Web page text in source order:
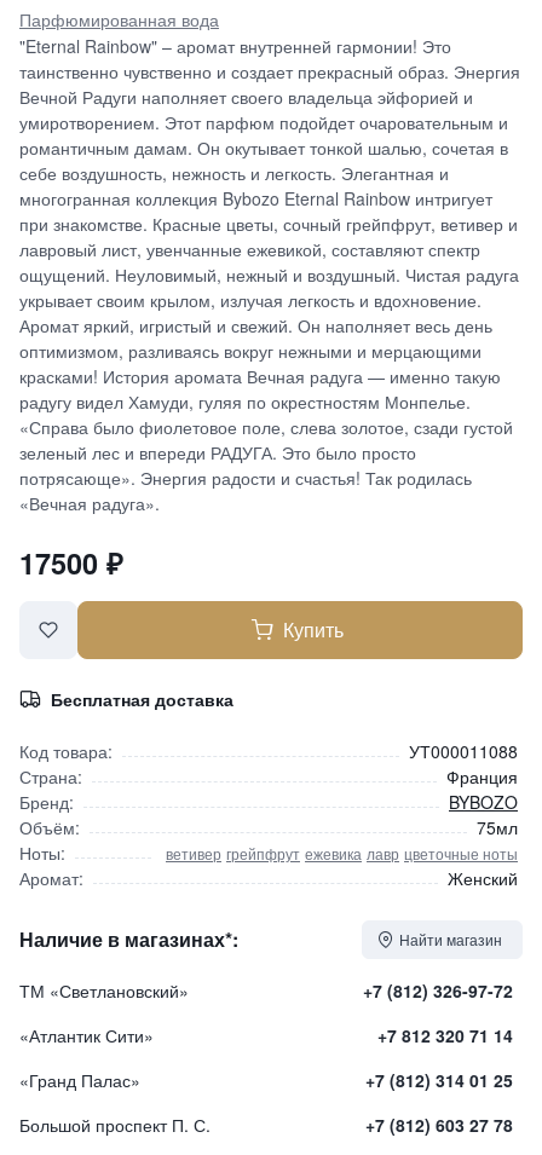
Парфюмированная вода
"Eternal Rainbow" – аромат внутренней гармонии! Это
таинственно чувственно и создает прекрасный образ. Энергия
Вечной Радуги наполняет своего владельца эйфорией и
умиротворением. Этот парфюм подойдет очаровательным и
романтичным дамам. Он окутывает тонкой шалью, сочетая в
себе воздушность, нежность и легкость. Элегантная и
многогранная коллекция Bybozo Eternal Rainbow интригует
при знакомстве. Красные цветы, сочный грейпфрут, ветивер и
лавровый лист, увенчанные ежевикой, составляют спектр
ощущений. Неуловимый, нежный и воздушный. Чистая радуга
укрывает своим крылом, излучая легкость и вдохновение.
Аромат яркий, игристый и свежий. Он наполняет весь день
оптимизмом, разливаясь вокруг нежными и мерцающими
красками! История аромата Вечная радуга — именно такую
радугу видел Хамуди, гуляя по окрестностям Монпелье.
«Справа было фиолетовое поле, слева золотое, сзади густой
зеленый лес и впереди РАДУГА. Это было просто
потрясающе». Энергия радости и счастья! Так родилась
«Вечная радуга».
17500 ₽
Купить
Бесплатная доставка
Код товара:
УТ000011088
Страна:
Франция
Бренд:
BYBOZO
Объём:
75мл
Ноты:
ветивер грейпфрут ежевика лавр цветочные ноты
Аромат: Женский
Наличие в магазинах*: Найти магазин
ТМ «Светлановский»
+7 (812) 326-97-72
«Атлантик Сити»
+7 812 320 71 14
«Гранд Палас»
+7 (812) 314 01 25
Большой проспект П. С.
+7 (812) 603 27 78